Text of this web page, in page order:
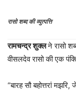
रासो शब्द की व्युत्पत्ति
रामचन्द्र शुक्लने रासो
वीसलदेव रासो की एक
“बारह सौ बहोत्तरां